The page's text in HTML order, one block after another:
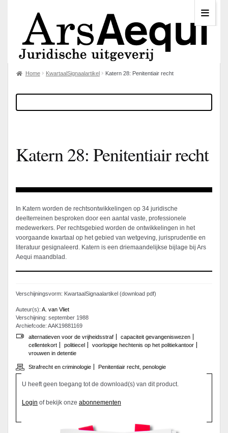
Home KwartaalSignaalartikel Katern 28: Penitentiair recht
Katern 28: Penitentiair recht
In Katern worden de rechtsontwikkelingen op 34 juridische
deelterreinen besproken door een aantal vaste, professionele
medewerkers. Per rechtsgebied worden de ontwikkelingen in het
voorgaande kwartaal op het gebied van wetgeving, jurisprudentie en
literatuur gesignaleerd. Katern is een driemaandelijkse bijlage bij Ars
Aequi maandblad.
Verschijningsvorm: KwartaalSignaalartikel (download pdf)
Auteur(s): A. van Vliet
Verschijning: september 1988
Archiefcode: AAK19881169
alternatieven voor de vrijheidsstraf
capaciteit gevangeniswezen
cellentekort
politiecel
voorlopige hechtenis op het politiekantoor
vrouwen in detentie
Strafrecht en criminologie Penitentiair recht, penologie
U heeft geen toegang tot de download(s) van dit product.
Login of bekijk onze abonnementen